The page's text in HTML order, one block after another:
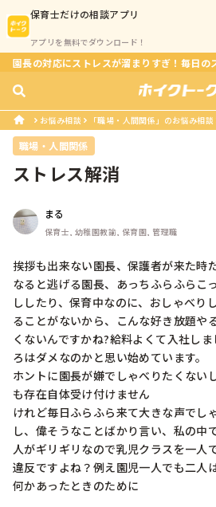
保育士だけの相談アプリ
アプリを無料でダウンロード！
園長の対応にストレスが溜まりすぎ！毎日の
お悩み相談 「職場・人間関係」のお悩み相談
職場・人間関係
ストレス解消
まる
保育士, 幼稚園教諭, 保育園, 管理職
挨拶も出来ない園長、保護者が来た時
なると逃げる園長、あっちふらふらこ
ししたり、保育中なのに、おしゃべり
ることがないから、こんな好き放題や
くないんですかね?給料よくて入社し
ろはダメなのかと思い始めています。
ホントに園長が嫌でしゃべりたくない
も存在自体受け付けません
けれど毎日ふらふら来て大きな声でし
し、偉そうなことばかり言い、私の中
人がギリギリなので乳児クラスを一人
違反ですよね？例え園児一人でも二人
何かあったときのために